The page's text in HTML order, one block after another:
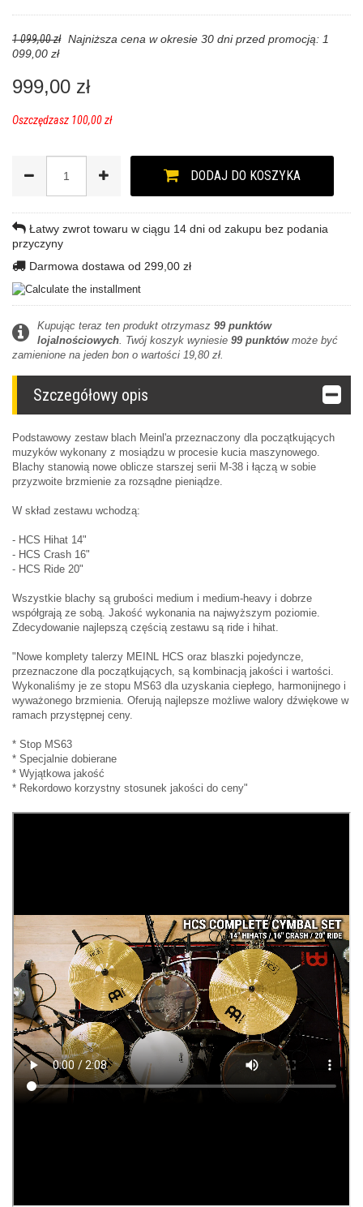
1 099,00 zł Najniższa cena w okresie 30 dni przed promocją: 1
099,00 zł
999,00 zł
Oszczędzasz 100,00 zł
DODAJ DO KOSZYKA
Łatwy zwrot towaru w ciągu 14 dni od zakupu bez podania
przyczyny
Darmowa dostawa od 299,00 zł
Kupując teraz ten produkt otrzymasz 99punktów
lojalnościowych . Twój koszyk wyniesie 99punktówmoże być
zamienione na jeden bon o wartości 19,80 zł
Szczegółowy opis
Podstawowy zestaw blach Meinl'a przeznaczony dla początkujących
muzyków wykonany z mosiądzu w procesie kucia maszynowego.
Blachy stanowią nowe oblicze starszej serii M-38 i łączą w sobie
przyzwoite brzmienie za rozsądne pieniądze.
W skład zestawu wchodzą:
- HCS Hihat 14"
- HCS Crash 16"
- HCS Ride 20"
Wszystkie blachy są grubości medium i medium-heavy i dobrze
współgrają ze sobą. Jakość wykonania na najwyższym poziomie.
Zdecydowanie najlepszą częścią zestawu są ride i hihat.
"Nowe komplety talerzy MEINL HCS oraz blaszki pojedyncze,
przeznaczone dla początkujących, są kombinacją jakości i wartości.
Wykonaliśmy je ze stopu MS63 dla uzyskania ciepłego, harmonijnego i
wyważonego brzmienia. Oferują najlepsze możliwe walory dźwiękowe w
ramach przystępnej ceny.
* Stop MS63
* Specjalnie dobierane
* Wyjątkowa jakość
* Rekordowo korzystny stosunek jakości do ceny"